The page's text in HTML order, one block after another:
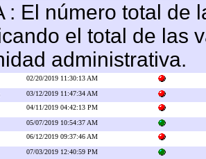
: El número total de
el total de las
administrativa.
02/20/2019 11:30:13 AM
03/12/2019 11:47:34 AM
04/11/2019 04:42:13 PM
05/07/2019 10:54:37 AM
06/12/2019 09:37:46 AM
07/03/2019 12:40:59 PM